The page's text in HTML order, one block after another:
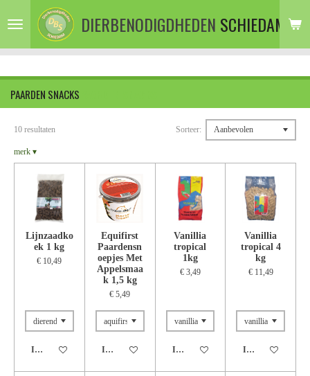
direct
de
DIERBENODIGDHEDEN SCHIEDAM
PAARDEN SNACKS
10 resultaten Sorteer:
merk ▾
Lijnzaadko
ek 1 kg
€ 10,49
In winkelwagen
Equifirst
Paardensn
oepjes Met
Appelsmaa
k 1,5 kg
€ 5,49
In winkelwagen
Vanillia
tropical
1kg
€ 3,49
In winkelwagen
Vanillia
tropical 4
kg
€ 11,49
In winkelwagen